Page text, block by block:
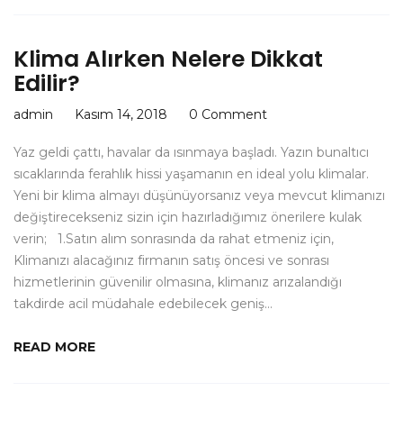
Klima Alırken Nelere Dikkat
Edilir?
admin Kasım 14, 2018 0 Comment
Yaz geldi çattı, havalar da ısınmaya başladı. Yazın bunaltıcı
sıcaklarında ferahlık hissi yaşamanın en ideal yolu klimalar.
Yeni bir klima almayı düşünüyorsanız veya mevcut klimanızı
değiştirecekseniz sizin için hazırladığımız önerilere kulak
verin; 1.Satın alım sonrasında da rahat etmeniz için,
Klimanızı alacağınız firmanın satış öncesi ve sonrası
hizmetlerinin güvenilir olmasına, klimanız arızalandığı
takdirde acil müdahale edebilecek geniş…
READ MORE